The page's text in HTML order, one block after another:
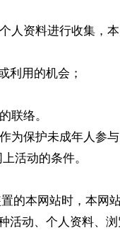
人资料进行收集，
利用的机会；
联络。
为保护未成年人参
活动的条件。
的本网站时，本
动、个人资料、浏